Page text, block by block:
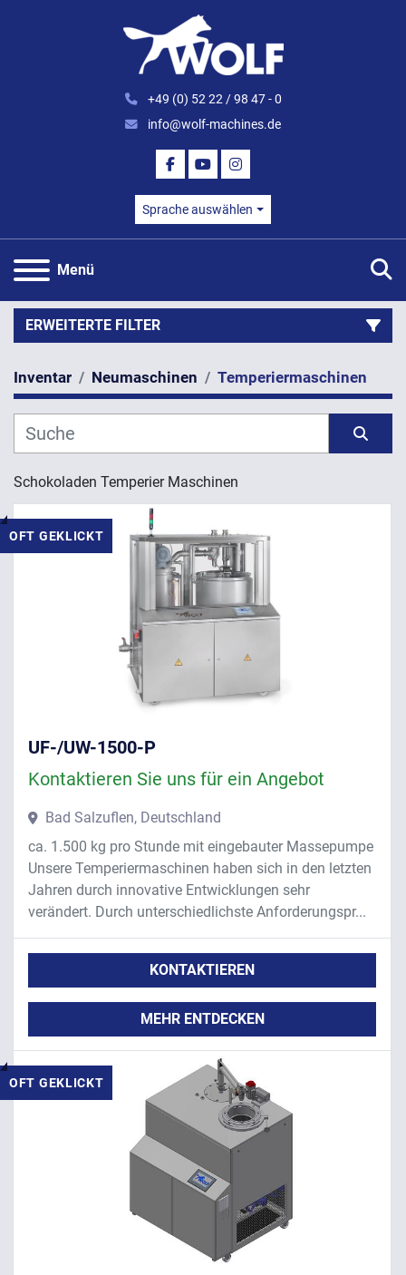
+49 (0) 52 22 / 98 47 - 0
info@wolf-machines.de
FACEBOOK
YOUTUBEINSTAGRAM
Sprache auswählen
Menü
ERWEITERTE FILTER
Kategorie
Hersteller
Modell
Jahr
Inventar Neumaschinen Temperiermaschinen
Sortieren nach
Schokoladen Temperier Maschinen
OFT GEKLICKT
UF-/UW-1500-P
Kontaktieren Sie uns für ein Angebot
Bad Salzuflen, Deutschland
ca. 1.500 kg pro Stunde mit eingebauter Massepumpe
Unsere Temperiermaschinen haben sich in den letzten
Jahren durch innovative Entwicklungen sehr
verändert. Durch unterschiedlichste Anforderungspr...
KONTAKTIEREN
MEHR ENTDECKEN
OFT GEKLICKT